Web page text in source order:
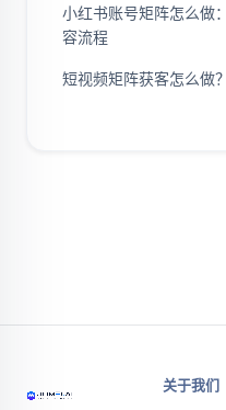
小红书账号矩阵怎么做
容流程
短视频矩阵获客怎么做
关于我们